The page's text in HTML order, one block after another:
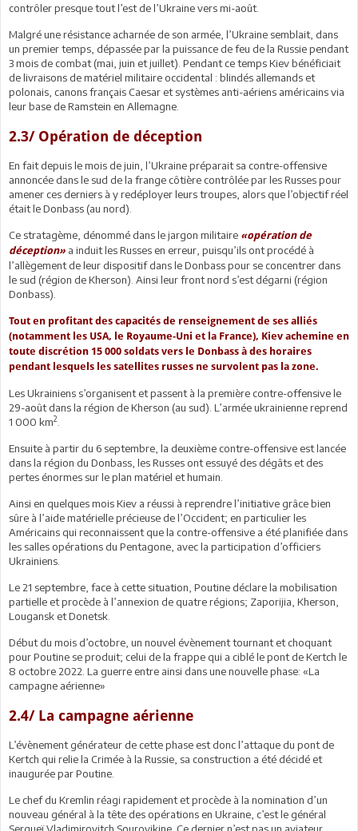
contrôler presque tout l’est de l’Ukraine vers mi-août.
Malgré une résistance acharnée de son armée, l’Ukraine semblait, dans
un premier temps, dépassée par la puissance de feu de la Russie pendant
3 mois de combat (mai, juin et juillet). Pendant ce temps Kiev bénéficiait
de livraisons de matériel militaire occidental : blindés allemands et
polonais, canons français Caesar et systèmes anti-aériens américains via
leur base de Ramstein en Allemagne.
2.3/ Opération de déception
En fait depuis le mois de juin, l’Ukraine préparait sa contre-offensive
annoncée dans le sud de la frange côtière contrôlée par les Russes pour
amener ces derniers à y redéployer leurs troupes, alors que l’objectif réel
était le Donbass (au nord).
Ce stratagème, dénommé dans le jargon militaire «opération de
déception» a induit les Russes en erreur, puisqu’ils ont procédé à
l’allègement de leur dispositif dans le Donbass pour se concentrer dans
le sud (région de Kherson). Ainsi leur front nord s’est dégarni (région
Donbass).
Tout en profitant des capacités de renseignement de ses alliés
(notamment les USA, le Royaume-Uni et la France), Kiev achemine en
toute discrétion 15 000 soldats vers le Donbass à des horaires
pendant lesquels les satellites russes ne survolent pas la zone.
Les Ukrainiens s’organisent et passent à la première contre-offensive le
29-août dans la région de Kherson (au sud). L’armée ukrainienne reprend
1 000 km2
Ensuite à partir du 6 septembre, la deuxième contre-offensive est lancée
dans la région du Donbass, les Russes ont essuyé des dégâts et des
pertes énormes sur le plan matériel et humain.
Ainsi en quelques mois Kiev a réussi à reprendre l’initiative grâce bien
sûre à l’aide matérielle précieuse de l’Occident; en particulier les
Américains qui reconnaissent que la contre-offensive a été planifiée dans
les salles opérations du Pentagone, avec la participation d’officiers
Ukrainiens.
Le 21 septembre, face à cette situation, Poutine déclare la mobilisation
partielle et procède à l’annexion de quatre régions; Zaporijia, Kherson,
Lougansk et Donetsk.
Début du mois d’octobre, un nouvel évènement tournant et choquant
pour Poutine se produit; celui de la frappe qui a ciblé le pont de Kertch le
8 octobre 2022. La guerre entre ainsi dans une nouvelle phase: «La
campagne aérienne»
2.4/ La campagne aérienne
L’évènement générateur de cette phase est donc l’attaque du pont de
Kertch qui relie la Crimée à la Russie, sa construction a été décidé et
inaugurée par Poutine.
Le chef du Kremlin réagi rapidement et procède à la nomination d’un
nouveau général à la tête des opérations en Ukraine, c’est le général